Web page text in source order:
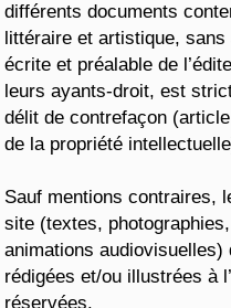
différents documents
littéraire et artistique, sans
écrite et préalable de
leurs ayants-droit, est
délit de contrefaçon
de la propriété
Sauf mentions contraires,
site (textes,
animations
rédigées et/ou illustrées à
réservées.